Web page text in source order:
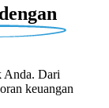
Anda. Dari
keuangan